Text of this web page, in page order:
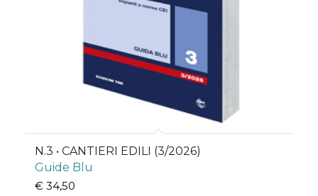
N.3 • CANTIERI EDILI (3/2026)
Guide Blu
€ 34,50